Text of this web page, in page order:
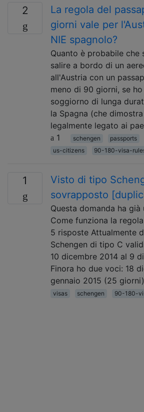
2
La regola del
giorni vale per
NIE spagnolo?
Quanto è probabile che
salire a bordo di un
all'Austria con un
meno di 90 giorni, se
soggiorno di lunga
la Spagna (che
legalmente legato ai
1
schengen passports
us-citizens
90-180-visa-
1
Visto di tipo
sovrapposto
Questa domanda ha già
Come funziona la
5 risposte Attualmente
Schengen di tipo C
10 dicembre 2014 al 9
Finora ho due voci: 18
gennaio 2015 (25
visas schengen 90-180-